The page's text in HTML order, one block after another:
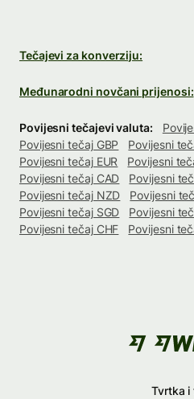
Tečajevi za konverziju:
Međunarodni novčani prijenosi:
Povijesni tečajevi valuta:
Povijesni tečaj GBP
Povijesni
Povijesni tečaj EUR
Povijesni
Povijesni tečaj CAD
Povijesni
Povijesni tečaj NZD
Povijesni
Povijesni tečaj SGD
Povijesni
Povijesni tečaj CHF
Povijesni
Tvrtka i